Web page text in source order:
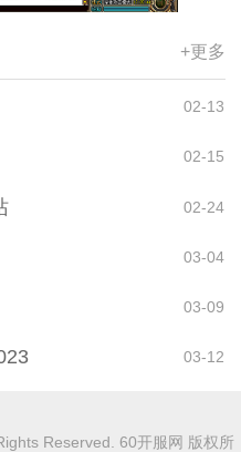
+更多
02-13
02-15
02-24
03-04
03-09
03-12
Reserved. 60开服网 版权所